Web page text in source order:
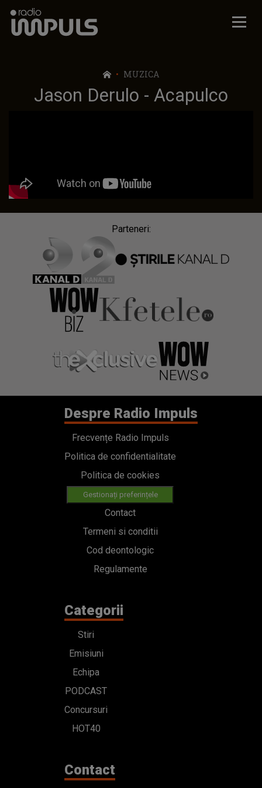
Radio Impuls
MUZICA
Jason Derulo - Acapulco
Parteneri:
Despre Radio Impuls
Frecvențe Radio Impuls
Politica de confidentialitate
Politica de cookies
Gestionați preferințele
Contact
Termeni si conditii
Cod deontologic
Regulamente
Categorii
Stiri
Emisiuni
Echipa
PODCAST
Concursuri
HOT40
Contact